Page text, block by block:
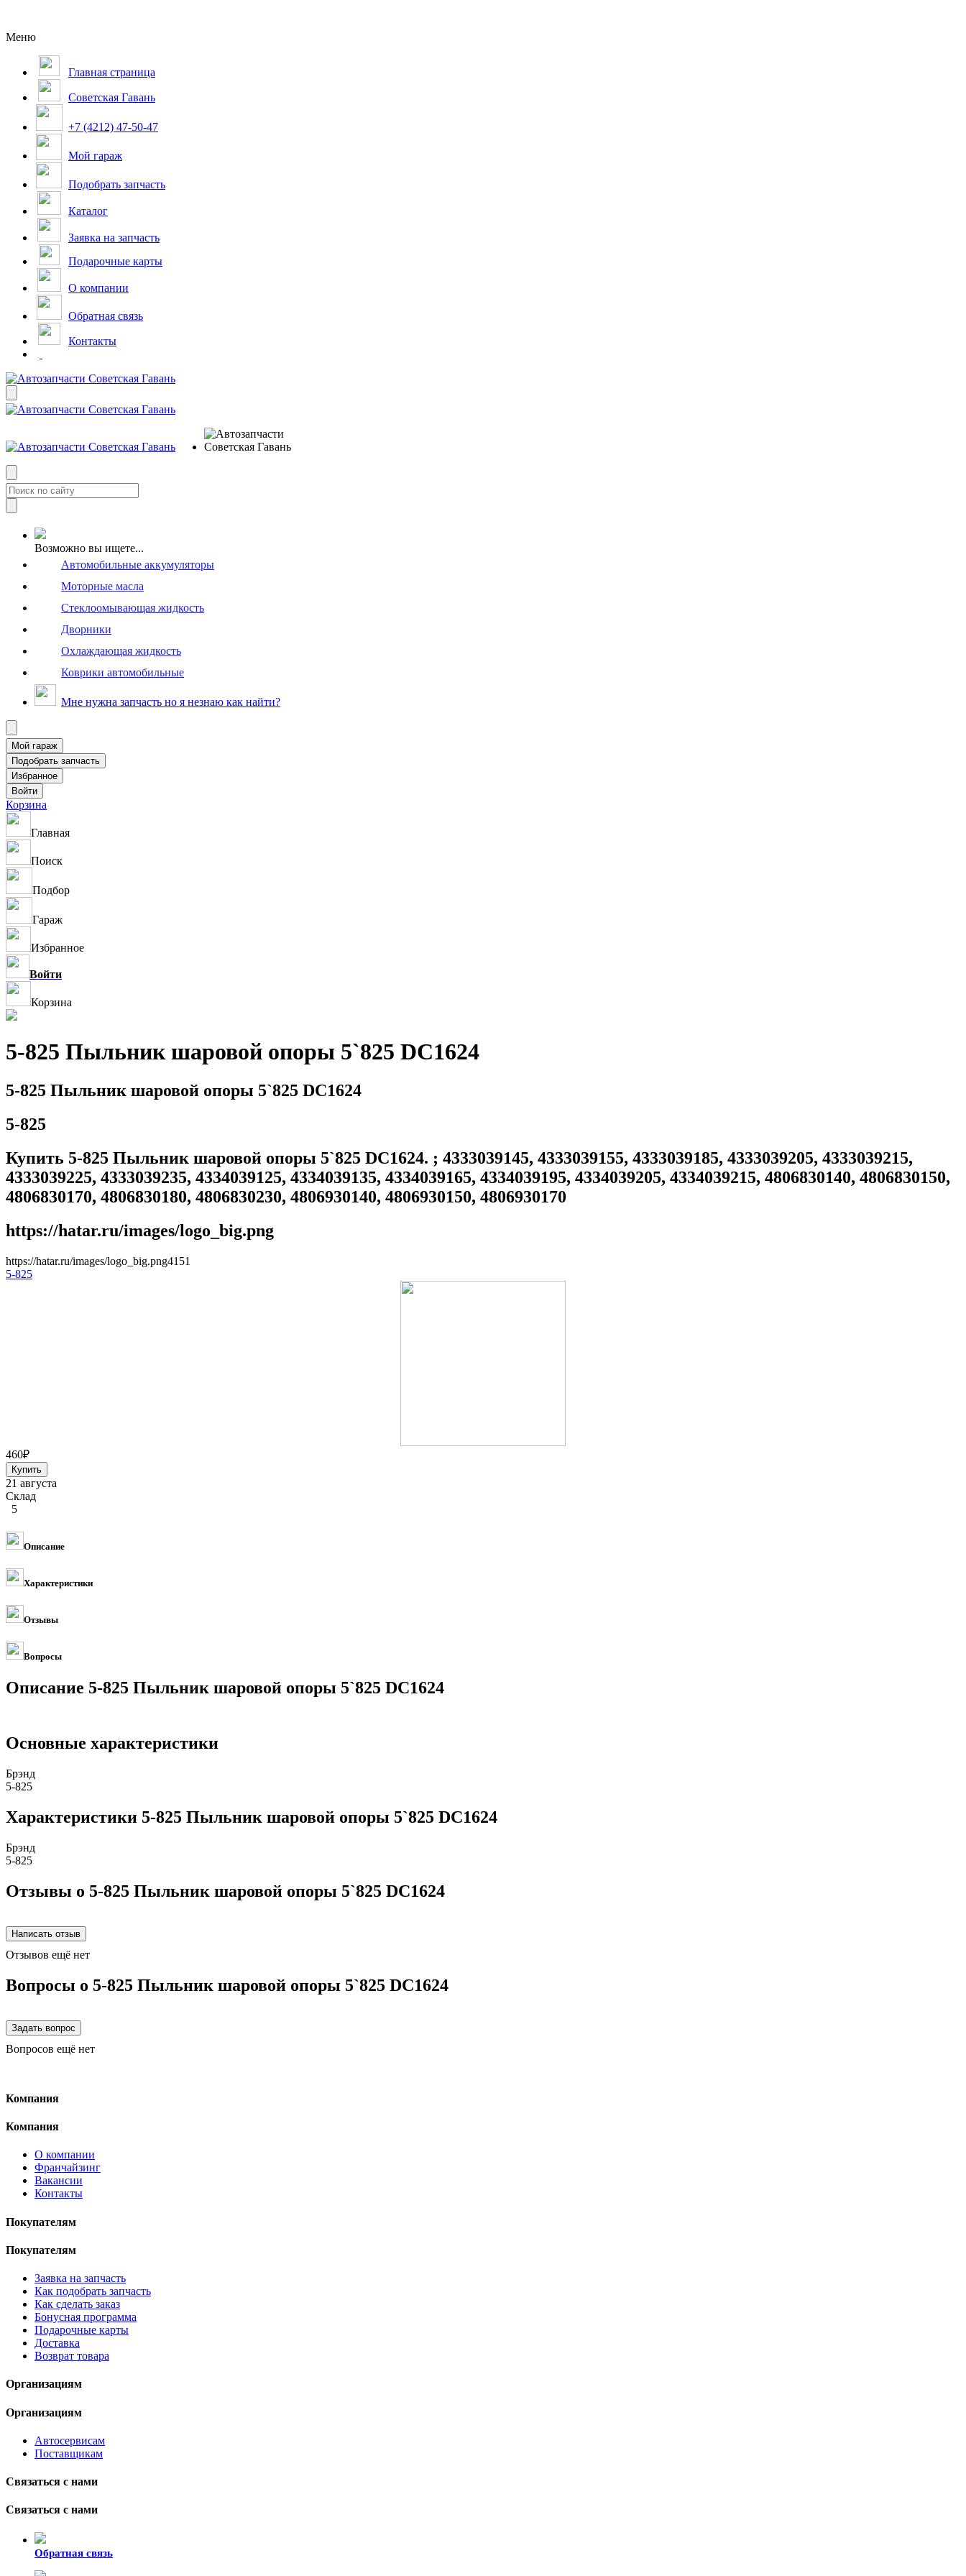
Меню
Главная страница
Советская Гавань
+7 (4212) 47-50-47
Мой гараж
Подобрать запчасть
Каталог
Заявка на запчасть
Подарочные карты
О компании
Обратная связь
Контакты
Возможно вы ищете...
Автомобильные аккумуляторы
Моторные масла
Стеклоомывающая жидкость
Дворники
Охлаждающая жидкость
Коврики автомобильные
Мне нужна запчасть но я незнаю как найти?
Корзина
Главная
Поиск
Подбор
Гараж
Избранное
Войти
Корзина
5-825 Пыльник шаровой опоры 5`825 DC1624
5-825 Пыльник шаровой опоры 5`825 DC1624
5-825
Купить 5-825 Пыльник шаровой опоры 5`825 DC1624. ; 4333039145, 4333039155, 4333039185, 4333039205, 4333039215,
4333039225, 4333039235, 4334039125, 4334039135, 4334039165, 4334039195, 4334039205, 4334039215, 4806830140, 4806830150,
4806830170, 4806830180, 4806830230, 4806930140, 4806930150, 4806930170
https://hatar.ru/images/logo_big.png
https://hatar.ru/images/logo_big.png41 51
5-825
460₽
21 августа
Склад
5
Описание
Характеристики
Отзывы
Вопросы
Описание 5-825 Пыльник шаровой опоры 5`825 DC1624
Основные характеристики
Брэнд
5-825
Характеристики 5-825 Пыльник шаровой опоры 5`825 DC1624
Брэнд
5-825
Отзывы о 5-825 Пыльник шаровой опоры 5`825 DC1624
Отзывов ещё нет
Вопросы о 5-825 Пыльник шаровой опоры 5`825 DC1624
Вопросов ещё нет
Компания
Компания
О компании
Франчайзинг
Вакансии
Контакты
Покупателям
Покупателям
Заявка на запчасть
Как подобрать запчасть
Как сделать заказ
Бонусная программа
Подарочные карты
Доставка
Возврат товара
Организациям
Организациям
Автосервисам
Поставщикам
Связаться с нами
Связаться с нами
Обратная связь